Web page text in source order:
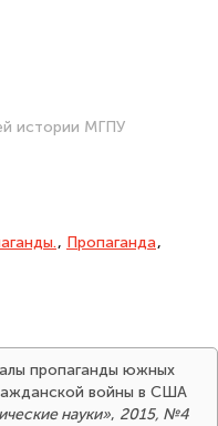
истории МГПУ
, Пропаганда,
пропаганды южных
войны в США
науки», 2015, №4